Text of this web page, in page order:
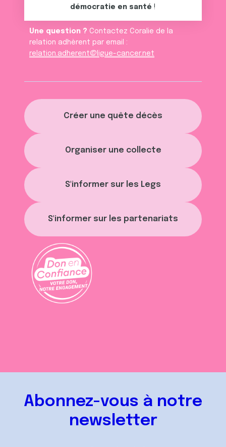
Créer une quête décès
Organiser une collecte
S'informer sur les Legs
S'informer sur les partenariats
démocratie en santé !
Une question ? Contactez Coralie de la
relation adhèrent par email :
relation.adherent@ligue-cancer.net
Abonnez-vous à notre
newsletter